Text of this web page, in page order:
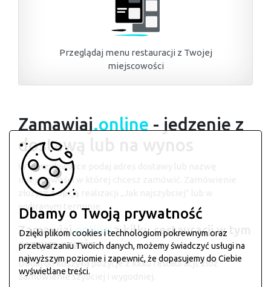
Przeglądaj menu restauracji z Twojej
miejscowości
Zamawiaj.online - jedzenie z
dostawą lub na wynos
W wyszukiwarce podaj adres dostawy lub nazwę
miejscowości w której chcesz zamówić. Zamówienie
złożysz z opcją realizacji „Jak najszybciej” lub w
wybranym terminie.
Zamawiaj.onlinez kilku restauracji w tym
samym czasie
Dodaj do koszyka pozycje z kilku restauracji, złóż
zamówienie szybciej i wygodniej.
Dbamy o Twoją prywatność
Dzięki plikom cookies i technologiom pokrewnym oraz
przetwarzaniu Twoich danych, możemy świadczyć usługi na
najwyższym poziomie i zapewnić, że dopasujemy do Ciebie
wyświetlane treści.